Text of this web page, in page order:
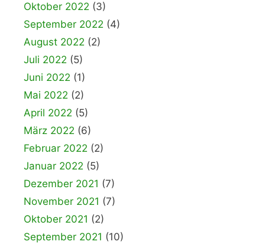
Oktober 2022 (3)
September 2022 (4)
August 2022 (2)
Juli 2022 (5)
Juni 2022 (1)
Mai 2022 (2)
April 2022 (5)
März 2022 (6)
Februar 2022 (2)
Januar 2022 (5)
Dezember 2021 (7)
November 2021 (7)
Oktober 2021 (2)
September 2021 (10)